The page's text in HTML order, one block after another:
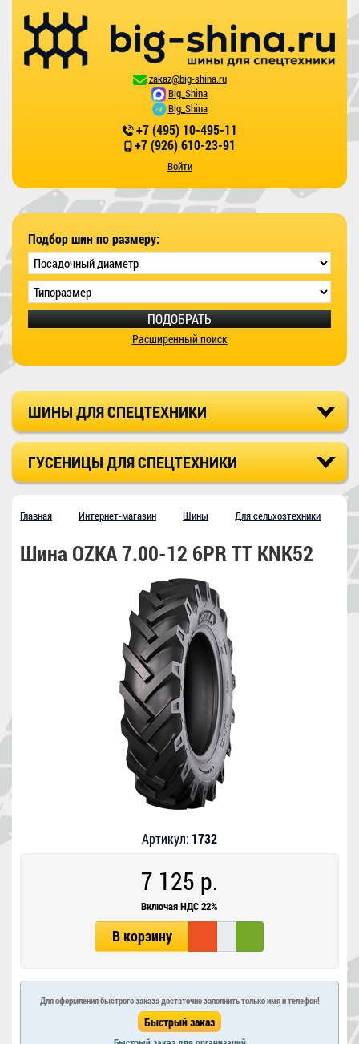
zakaz@big-shina.ru
Big_Shina
Big_Shina
+7 (495) 10-495-11
+7 (926) 610-23-91
Войти
ШИНЫ ДЛЯ СПЕЦТЕХНИКИ
ГУСЕНИЦЫ ДЛЯ СПЕЦТЕХНИКИ
Подбор шин по размеру:
ПОДОБРАТЬ
Расширенный поиск
Главная Интернет-магазин Шины Для сельхозтехники
Шина OZKA 7.00-12 6PR TT KNK52
Артикул: 1732
7 125 р.
Включая НДС 22%
В корзину
Для оформления быстрого заказа достаточно заполнить только имя и телефон!